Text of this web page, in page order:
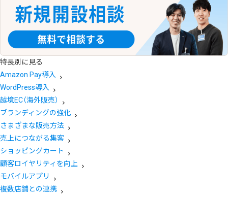
特長別に見る
Amazon Pay導入
WordPress導入
越境EC（海外販売）
ブランディングの強化
さまざまな販売方法
売上につながる集客
ショッピングカート
顧客ロイヤリティを向上
モバイルアプリ
複数店舗との連携